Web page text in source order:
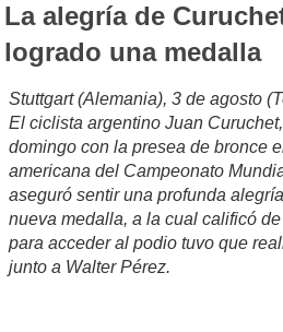
La alegría de
logrado una medalla
Stuttgart (Alemania), 3 de agosto
El ciclista argentino Juan
domingo con la presea de bronce
americana del Campeonato
aseguró sentir una profunda
nueva medalla, a la cual calificó
para acceder al podio tuvo que
junto a Walter Pérez.